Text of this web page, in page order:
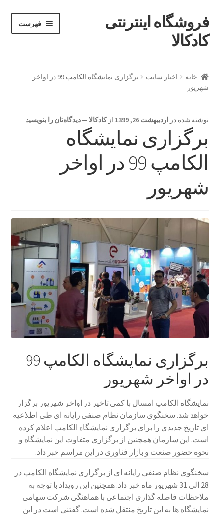
پرش
به
ناوبری
پرش
به
محتوا
فروشگاه اینترنتی
کادکالا
فهرست
Demo IV
Demo VI
Infographic
Offline page
Our office
Sample Page
style guide
Typography
برگه نمونه
تماس با ما
حساب کاربری من
درباره ما
سبد خرید
سنجش
صورتحساب
خانه اخبار سایت
برگزاری نمایشگاه الکامپ 99 در اواخر
شهریور
نوشته شده در اردیبهشت 26, 1399 ازکادکالا—دیدگاه‌تان را بنویسید
برگزاری نمایشگاه
الکامپ 99 در اواخر
شهریور
برگزاری نمایشگاه الکامپ 99
در اواخر شهریور
نمایشگاه الکامپ امسال با کمی تاخیر در اواخر شهریور برگزار
خواهد شد. سخنگوی سازمان نظام صنفی رایانه ای طی اطلاعیه
ای تاریخ جدیدی را برای برگزاری نمایشگاه الکامپ اعلام کرده
است. این سازمان همچنین از برگزاری متفاوت این نمایشگاه و
نحوه حضور صنعت و بازار فناوری در این مراسم خبر داد.
سخنگوی نظام صنفی رایانه ای از برگزاری نمایشگاه الکامپ در
28 الی 31 شهریور ماه خبر داد. همچنین این رویداد با توجه به
ملاحظات فاصله گذاری اجتماعی با هماهنگی شرکت سهامی
نمایشگاه ها به این تاریخ منتقل شده است. گفتنی است در این